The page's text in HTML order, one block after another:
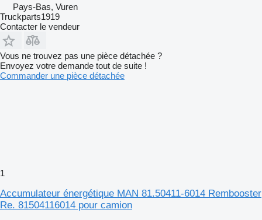
Pays-Bas, Vuren
Truckparts1919
Contacter le vendeur
Vous ne trouvez pas une pièce détachée ?
Envoyez votre demande tout de suite !
Commander une pièce détachée
1
Accumulateur énergétique MAN 81.50411-6014 Rembooster
Re. 81504116014 pour camion